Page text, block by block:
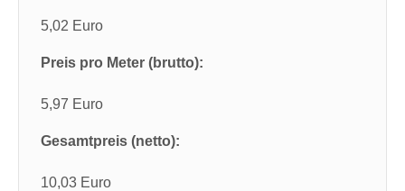
5,02 Euro
Preis pro Meter (brutto):
5,97 Euro
Gesamtpreis (netto):
10,03 Euro